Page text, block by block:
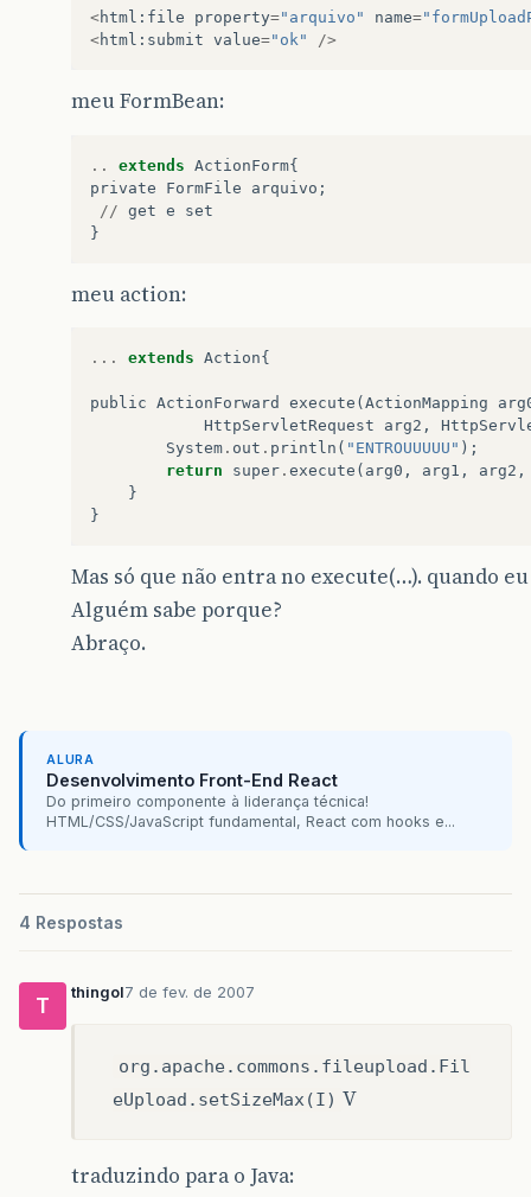
<html : file property="arquivo" name=
<html : submit value="ok" />
meu FormBean:
.. extends ActionForm{
private
FormFile arquivo ;
// get e
set
}
meu action:
... extends Action{
public ActionForward execute ( ActionMapping
HttpServletRequest
arg2 ,
System . out . println ( "ENTROUUUUU" );
return
super . execute ( arg0 , arg1 , arg2 ,
}
}
Mas só que não entra no execute(…). quando
Alguém sabe porque?
Abraço.
ALURA
Desenvolvimento Front-End React
Do primeiro componente à liderança técnica!
HTML/CSS/JavaScript fundamental, React com hooks e...
4 Respostas
T
thingol7 de fev. de 2007
org.apache.commons.fileupload.Fil
eUpload.setSizeMax(I) V
traduzindo para o Java: